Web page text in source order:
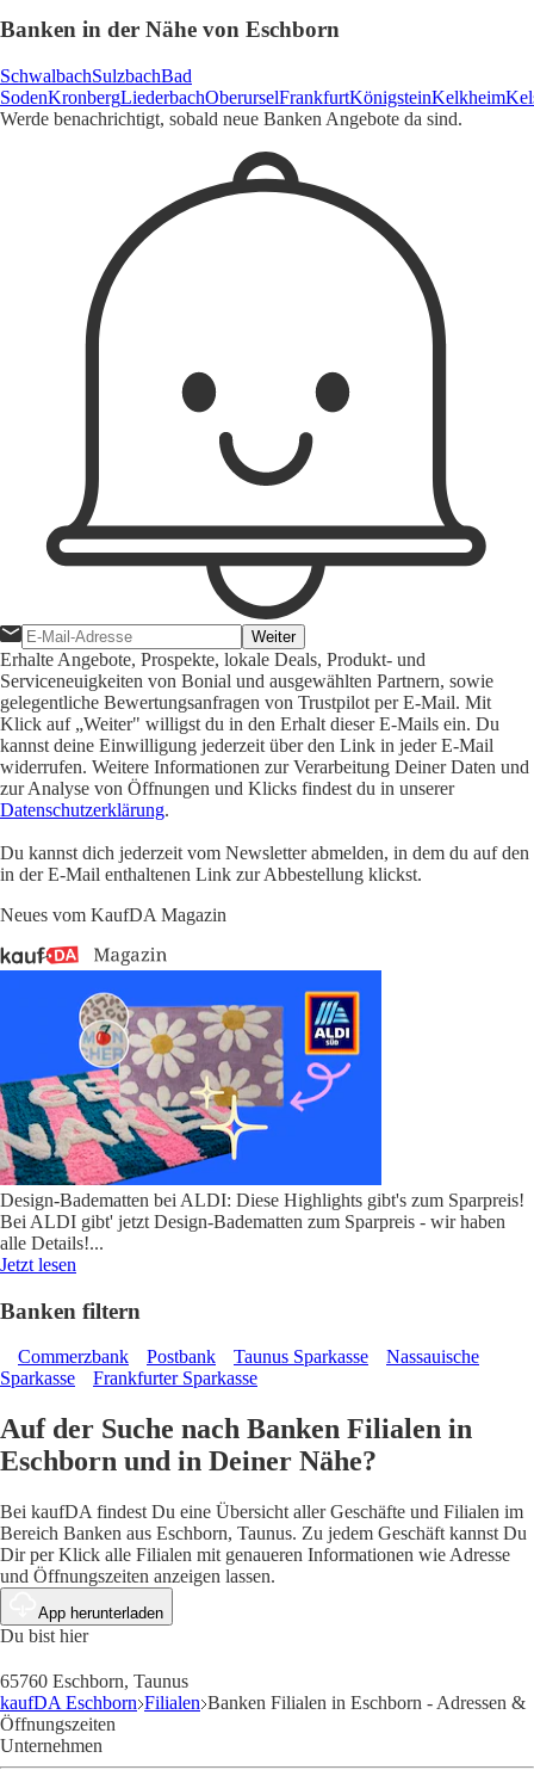
Banken in der Nähe von Eschborn
SchwalbachSulzbachBad
SodenKronbergLiederbachOberurselFrankfurtKönigsteinKelkheim
Werde benachrichtigt, sobald neue Banken Angebote da sind.
Weiter
Erhalte Angebote, Prospekte, lokale Deals, Produkt- und
Serviceneuigkeiten von Bonial und ausgewählten Partnern, sowie
gelegentliche Bewertungsanfragen von Trustpilot per E-Mail. Mit
Klick auf „Weiter" willigst du in den Erhalt dieser E-Mails ein. Du
kannst deine Einwilligung jederzeit über den Link in jeder E-Mail
widerrufen. Weitere Informationen zur Verarbeitung Deiner Daten und
zur Analyse von Öffnungen und Klicks findest du in unserer
Datenschutzerklärung.
Du kannst dich jederzeit vom Newsletter abmelden, in dem du auf den
in der E-Mail enthaltenen Link zur Abbestellung klickst.
Neues vom KaufDA Magazin
Design-Badematten bei ALDI: Diese Highlights gibt's zum Sparpreis!
Bei ALDI gibt' jetzt Design-Badematten zum Sparpreis - wir haben
alle Details!...
Jetzt lesen
Banken filtern
Commerzbank Postbank Taunus Sparkasse
Nassauische
Sparkasse
Frankfurter Sparkasse
Auf der Suche nach Banken Filialen in
Eschborn und in Deiner Nähe?
Bei kaufDA findest Du eine Übersicht aller Geschäfte und Filialen im
Bereich Banken aus Eschborn, Taunus. Zu jedem Geschäft kannst Du
Dir per Klick alle Filialen mit genaueren Informationen wie Adresse
und Öffnungszeiten anzeigen lassen.
App herunterladen
Du bist hier
65760 Eschborn, Taunus
kaufDA Eschborn Filialen Banken Filialen in Eschborn - Adressen &
Öffnungszeiten
Unternehmen